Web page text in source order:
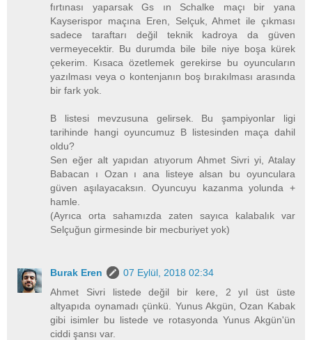
fırtınası yaparsak Gs ın Schalke maçı bir yana
Kayserispor maçına Eren, Selçuk, Ahmet ile çıkması
sadece taraftarı değil teknik kadroya da güven
vermeyecektir. Bu durumda bile bile niye boşa kürek
çekerim. Kısaca özetlemek gerekirse bu oyuncuların
yazılması veya o kontenjanın boş bırakılması arasında
bir fark yok.
B listesi mevzusuna gelirsek. Bu şampiyonlar ligi
tarihinde hangi oyuncumuz B listesinden maça dahil
oldu?
Sen eğer alt yapıdan atıyorum Ahmet Sivri yi, Atalay
Babacan ı Ozan ı ana listeye alsan bu oyunculara
güven aşılayacaksın. Oyuncuyu kazanma yolunda +
hamle.
(Ayrıca orta sahamızda zaten sayıca kalabalık var
Selçuğun girmesinde bir mecburiyet yok)
Burak Eren
07 Eylül, 2018 02:34
Ahmet Sivri listede değil bir kere, 2 yıl üst üste
altyapıda oynamadı çünkü. Yunus Akgün, Ozan Kabak
gibi isimler bu listede ve rotasyonda Yunus Akgün'ün
ciddi şansı var.